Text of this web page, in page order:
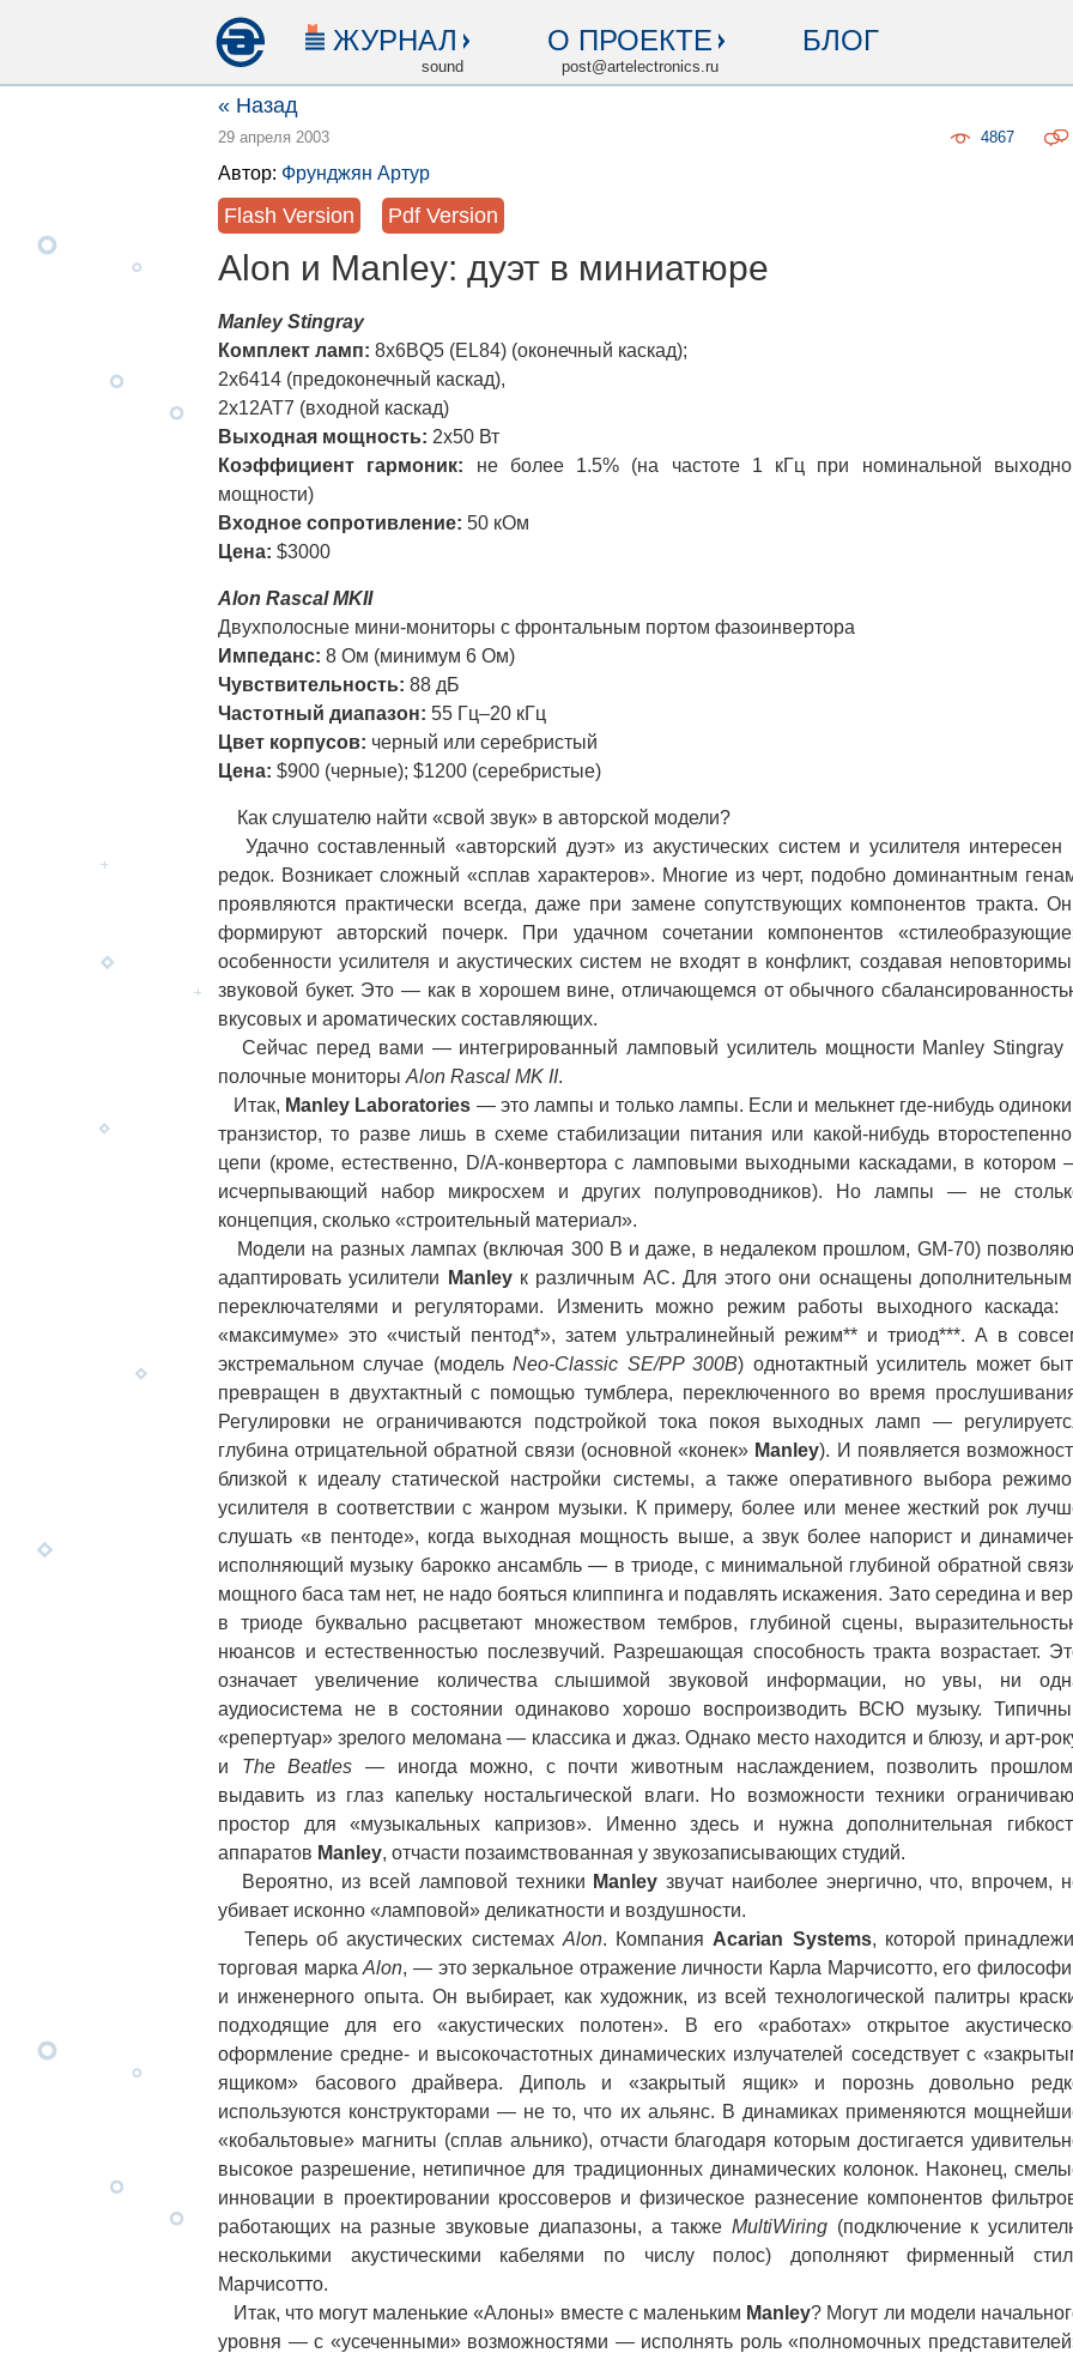
ЖУРНАЛ
sound
О ПРОЕКТЕ
post@artelectronics.ru
БЛОГ
« Назад
29 апреля 2003 4867
Автор: Фрунджян Артур
Flash Version Pdf Version
Alon и Manley: дуэт в миниатюре
Manley Stingray
Комплект ламп: 8х6BQ5 (EL84) (оконечный каскад);
2х6414 (предоконечный каскад),
2х12AT7 (входной каскад)
Выходная мощность: 2х50 Вт
Коэффициент гармоник: не более 1.5% (на частоте 1 кГц при номинальной
мощности)
Входное сопротивление: 50 кОм
Цена: $3000
Alon Rascal MKII
Двухполосные мини-мониторы с фронтальным портом фазоинвертора
Импеданс: 8 Ом (минимум 6 Ом)
Чувствительность: 88 дБ
Частотный диапазон: 55 Гц–20 кГц
Цвет корпусов: черный или серебристый
Цена: $900 (черные); $1200 (серебристые)
Как слушателю найти «свой звук» в авторской модели?
Удачно составленный «авторский дуэт» из акустических систем и усилителя интересен
редок. Возникает сложный «сплав характеров». Многие из черт, подобно доминантным
проявляются практически всегда, даже при замене сопутствующих компонентов тракта.
формируют авторский почерк. При удачном сочетании компонентов
особенности усилителя и акустических систем не входят в конфликт, создавая
звуковой букет. Это — как в хорошем вине, отличающемся от обычного
вкусовых и ароматических составляющих.
Сейчас перед вами — интегрированный ламповый усилитель мощности Manley Stingray
полочные мониторы Alon Rascal MK II.
Итак, Manley Laboratories — это лампы и только лампы. Если и мелькнет где-нибудь
транзистор, то разве лишь в схеме стабилизации питания или какой-нибудь
цепи (кроме, естественно, D/A-конвертора с ламповыми выходными каскадами, в котором
исчерпывающий набор микросхем и других полупроводников). Но лампы — не
концепция, сколько «строительный материал».
Модели на разных лампах (включая 300 B и даже, в недалеком прошлом, GM-70)
адаптировать усилители
Manleyк различным АС. Для этого они оснащены
переключателями и регуляторами. Изменить можно режим работы выходного каскада:
«максимуме» это «чистый пентод*», затем ультралинейный режим** и триод***. А в
экстремальном случае (модельNeo-Classic SE/PP 300B) однотактный усилитель может
превращен в двухтактный с помощью тумблера, переключенного во время
Регулировки не ограничиваются подстройкой тока покоя выходных ламп —
глубина отрицательной обратной связи (основной «конек» Manley). И появляется
близкой к идеалу статической настройки системы, а также оперативного выбора
усилителя в соответствии с жанром музыки. К примеру, более или менее жесткий рок
слушать «в пентоде», когда выходная мощность выше, а звук более напорист и
исполняющий музыку барокко ансамбль — в триоде, с минимальной глубиной обратной
мощного баса там нет, не надо бояться клиппинга и подавлять искажения. Зато середина и
в триоде буквально расцветают множеством тембров, глубиной сцены,
нюансов и естественностью послезвучий. Разрешающая способность тракта возрастает.
означает увеличение количества слышимой звуковой информации, но увы, ни
аудиосистема не в состоянии одинаково хорошо воспроизводить ВСЮ музыку.
«репертуар» зрелого меломана — классика и джаз. Однако место находится и блюзу, и арт-
и The Beatles — иногда можно, с почти животным наслаждением, позволить
выдавить из глаз капельку ностальгической влаги. Но возможности техники
простор для «музыкальных капризов». Именно здесь и нужна дополнительная
аппаратов Manley, отчасти позаимствованная у звукозаписывающих студий.
Вероятно, из всей ламповой техники Manley звучат наиболее энергично, что, впрочем,
убивает исконно «ламповой» деликатности и воздушности.
Теперь об акустических системах Alon. Компания Acarian Systems, которой
торговая маркаAlon, — это зеркальное отражение личности Карла Марчисотто, его
и инженерного опыта. Он выбирает, как художник, из всей технологической палитры
подходящие для его «акустических полотен». В его «работах» открытое
оформление средне- и высокочастотных динамических излучателей соседствует с
ящиком» басового драйвера. Диполь и «закрытый ящик» и порознь довольно
используются конструкторами — не то, что их альянс. В динамиках применяются
«кобальтовые» магниты (сплав альнико), отчасти благодаря которым достигается
высокое разрешение, нетипичное для традиционных динамических колонок. Наконец,
инновации в проектировании кроссоверов и физическое разнесение компонентов
работающих на разные звуковые диапазоны, а также MultiWiring(подключение к
несколькими акустическими кабелями по числу полос) дополняют фирменный
Марчисотто.
Итак, что могут маленькие «Алоны» вместе с маленьким Manley? Могут ли модели
уровня — с «усеченными» возможностями — исполнять роль «полномочных